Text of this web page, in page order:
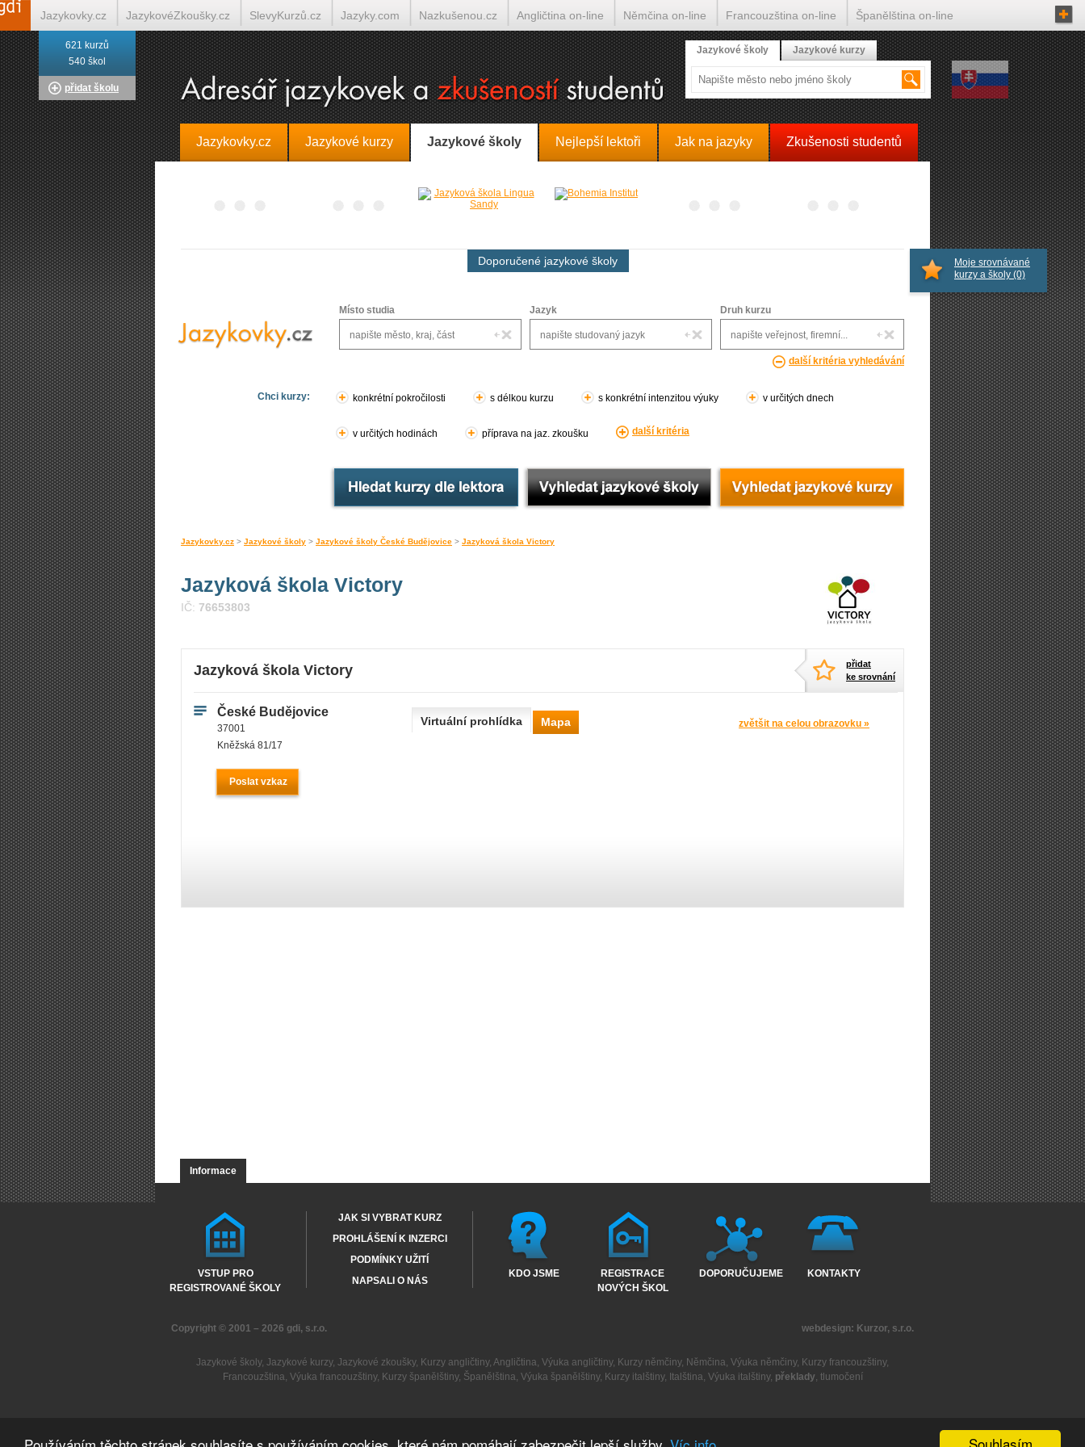
Jazykovky.cz Jazykové kurzy Jazykové školy Nejlepší lektoři Jak na jazyky Zkušenosti studentů
Doporučené jazykové školy
Místo studia Jazyk Druh kurzu
další kritéria vyhledávání
Chci kurzy: konkrétní pokročilosti s délkou kurzu s konkrétní intenzitou výuky v určitých dnech
v určitých hodinách příprava na jaz. zkoušku další kritéria
Jazykovky.cz > Jazykové školy > Jazykové školy České Budějovice > Jazyková škola Victory
Jazyková škola Victory
IČ: 76653803
Jazyková škola Victory
přidat
ke srovnání
České Budějovice
37001
Kněžská 81/17
Poslat vzkaz
Virtuální prohlídka Mapa zvětšit na celou obrazovku »
Moje srovnávané
kurzy a školy (0)
621 kurzů
540 škol
přidat školu
Jazykové školy Jazykové kurzy
Informace
VSTUP PRO
REGISTROVANÉ ŠKOLY
JAK SI VYBRAT KURZ
PROHLÁŠENÍ K INZERCI
PODMÍNKY UŽITÍ
NAPSALI O NÁS
KDO JSME
REGISTRACE
NOVÝCH ŠKOL
DOPORUČUJEME KONTAKTY
Copyright © 2001 – 2026 gdi, s.r.o. webdesign: Kurzor, s.r.o.
Jazykové školy, Jazykové kurzy, Jazykové zkoušky, Kurzy angličtiny, Angličtina, Výuka angličtiny, Kurzy němčiny, Němčina, Výuka němčiny, Kurzy francouzštiny,
Francouzština, Výuka francouzštiny, Kurzy španělštiny, Španělština, Výuka španělštiny, Kurzy italštiny, Italština, Výuka italštiny, překlady, tlumočení
Jazykovky.cz JazykovéZkoušky.cz SlevyKurzů.cz Jazyky.com Nazkušenou.cz Angličtina on-line Němčina on-line Francouzština on-line Španělština on-line
Italština on-line Tlumočení-Překlady.cz Překládá.cz Tlumočí.cz